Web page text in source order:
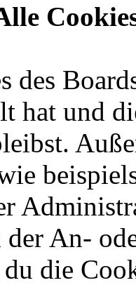
des
hat und
An-
die